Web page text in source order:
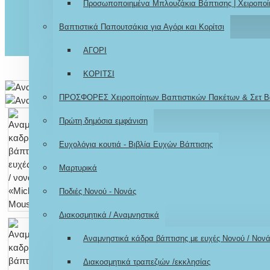
Προσωποποιημένα Μπλουζάκια Βάπτισης |
Βαπτιστικά Παπουτσάκια για Αγόρι και Κορίτσι
ΑΓΟΡΙ
ΚΟΡΙΤΣΙ
ΠΡΟΣΦΟΡΕΣ Χειροποίητων Βαπτιστικών Πακέτων & Σετ
Πρώτη δημόσια εμφάνιση
Ευχολόγια κουτιά - Βιβλία Ευχών Βάπτισης
Μαρτυρικά
Ποδιές Νονού - Νονάς
Διακοσμητικά / Αναμνηστικά
Αναμνηστικά κάδρα βάπτισης με ευχές Νονού /
Διακοσμητικά τραπεζιών /εκκλησίας